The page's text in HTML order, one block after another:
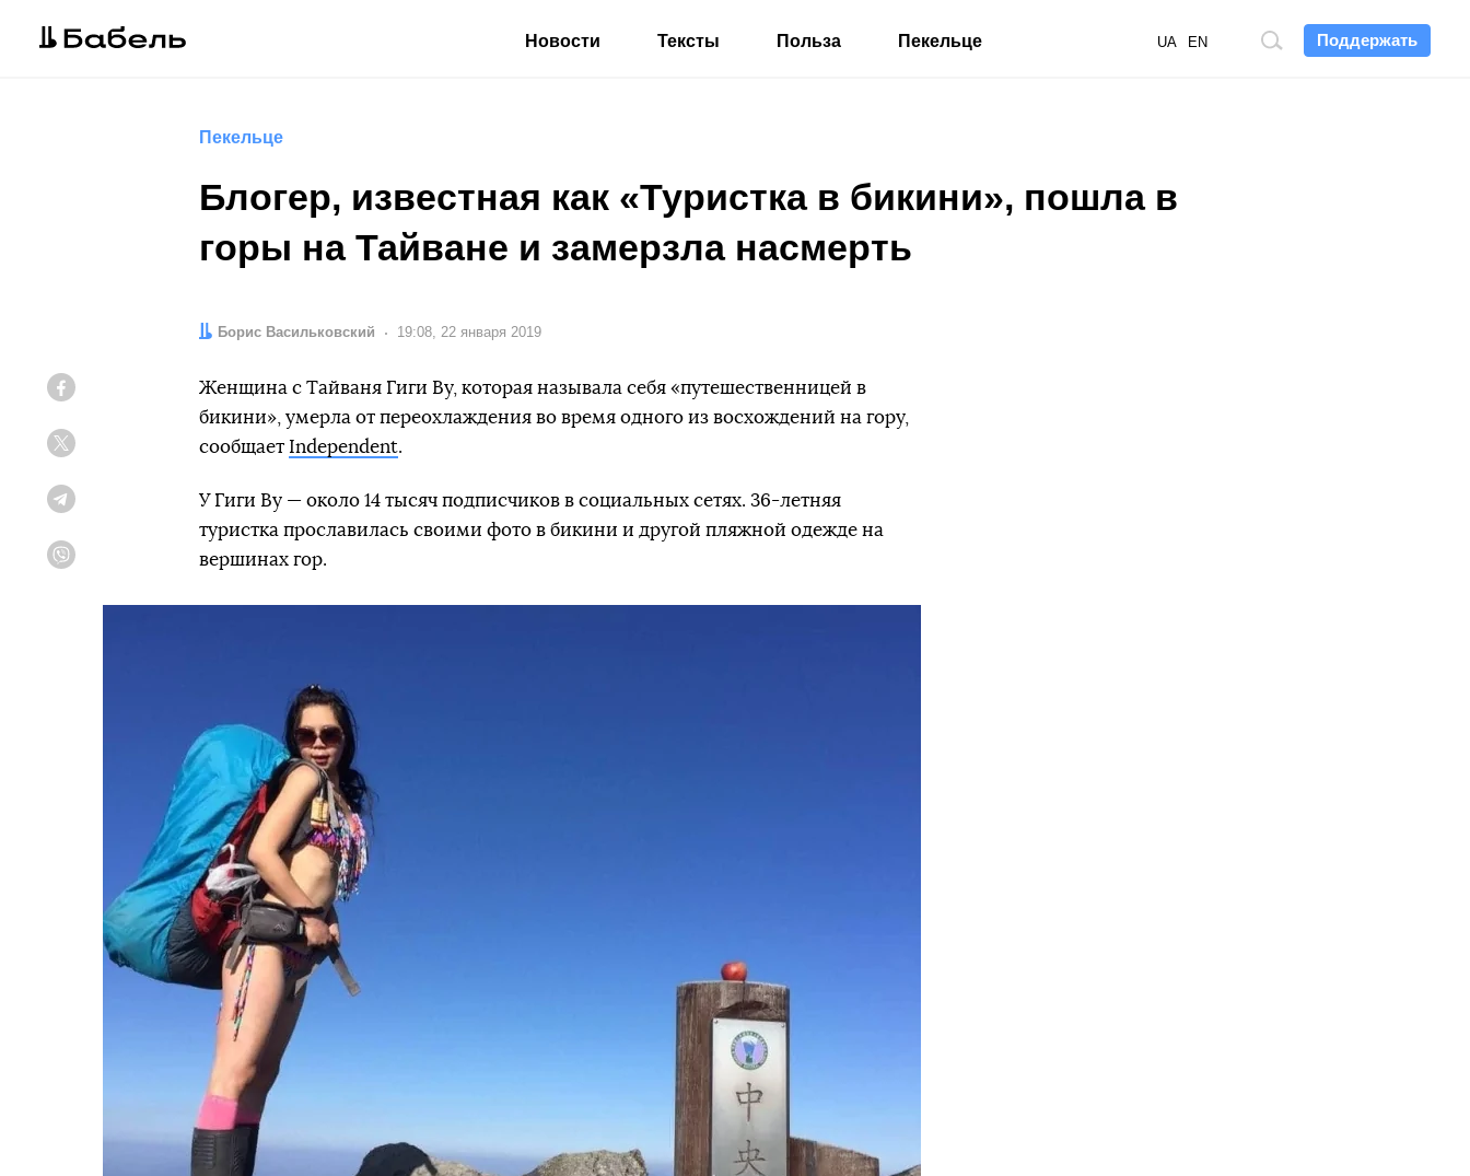
Поддержать
Поиск
UA EN
Новости Тексты Польза Пекельце
Пекельце
Блогер, известная как «Туристка в бикини», пошла в
горы на Тайване и замерзла насмерть
Автор:
Борис Васильковский Дата:
19:08, 22 января 2019
Женщина с Тайваня Гиги Ву, которая называла себя «путешественницей в
бикини», умерла от переохлаждения во время одного из восхождений на гору,
сообщает Independent.
У Гиги Ву — около 14 тысяч подписчиков в социальных сетях. 36-летняя
туристка прославилась своими фото в бикини и другой пляжной одежде на
вершинах гор.